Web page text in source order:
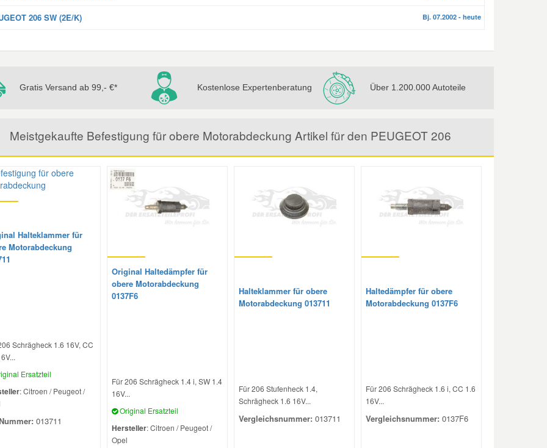
206 SW (2E/K) Bj. 07.2002 - heute
Gratis Versand ab 99,- €* Kostenlose Expertenberatung Über 1.200.000 Autoteile
Meistgekaufte Befestigung für obere Motorabdeckung Artikel für den PEUGEOT 206
Halteklammer für
Motorabdeckung
Schrägheck 1.6 16V, CC
Ersatzteil
: Citroen / Peugeot /
013711
Original Haltedämpfer für
obere Motorabdeckung
0137F6
Für 206 Schrägheck 1.4 i, SW 1.4
16V...
Original Ersatzteil
Hersteller: Citroen / Peugeot /
Opel
Halteklammer für obere
Motorabdeckung 013711
Für 206 Stufenheck 1.4,
Schrägheck 1.6 16V...
Vergleichsnummer: 013711
Haltedämpfer für obere
Motorabdeckung 0137F6
Für 206 Schrägheck 1.6 i, CC 1.6
16V...
Vergleichsnummer: 0137F6